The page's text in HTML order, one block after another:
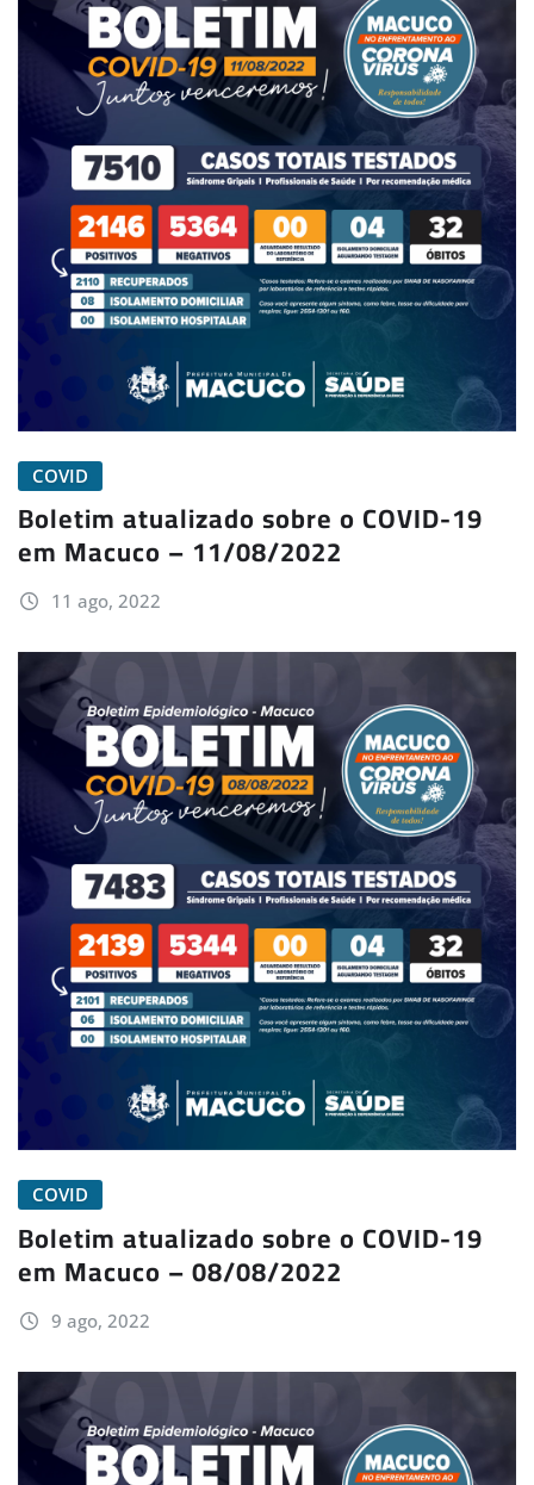
COVID
Boletim atualizado sobre o COVID-19
em Macuco – 11/08/2022
11 ago, 2022
COVID
Boletim atualizado sobre o COVID-19
em Macuco – 08/08/2022
9 ago, 2022